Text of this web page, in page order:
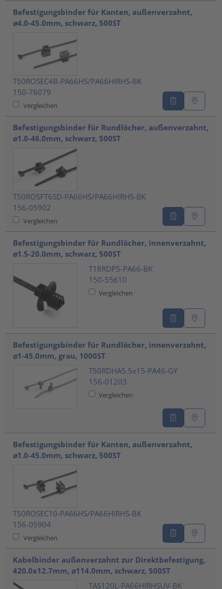
Befestigungsbinder für Kanten, außenverzahnt,
⌀4.0-45.0mm, schwarz, 500ST
T50ROSEC4B-PA66HS/PA66HIRHS-BK
150-76079
Vergleichen
Befestigungsbinder für Rundlöcher, außenverzahnt,
⌀1.0-46.0mm, schwarz, 500ST
T50ROSFT6SD-PA66HS/PA66HIRHS-BK
156-05902
Vergleichen
Befestigungsbinder für Rundlöcher, innenverzahnt,
⌀1.5-20.0mm, schwarz, 500ST
T18RDP5-PA66-BK
150-55610
Vergleichen
Befestigungsbinder für Rundlöcher, innenverzahnt,
⌀1-45.0mm, grau, 1000ST
T50RDHA5.5x15-PA46-GY
156-01203
Vergleichen
Befestigungsbinder für Kanten, außenverzahnt,
⌀1.0-45.0mm, schwarz, 500ST
T50ROSEC10-PA66HS/PA66HIRHS-BK
156-05904
Vergleichen
Kabelbinder außenverzahnt zur Direktbefestigung,
420.0x12.7mm, ⌀114.0mm, schwarz, 500ST
TAS120L-PA66HIRHSUV-BK